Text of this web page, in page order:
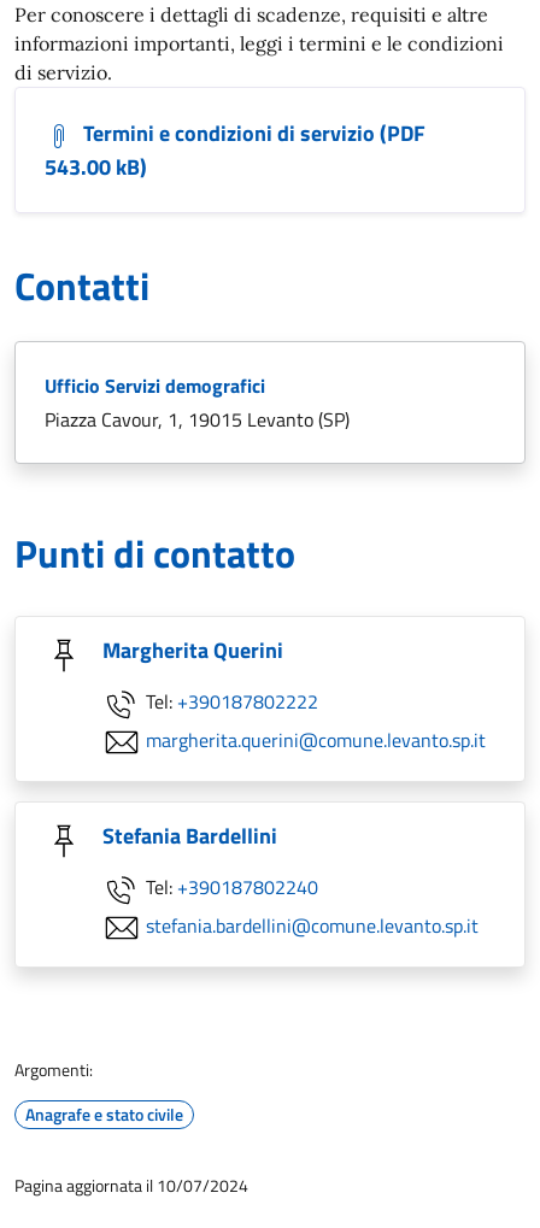
Per conoscere i dettagli di scadenze, requisiti e altre
informazioni importanti, leggi i termini e le condizioni
di servizio.
Termini e condizioni di servizio (PDF
543.00 kB)
Contatti
Ufficio Servizi demografici
Piazza Cavour, 1, 19015 Levanto (SP)
Punti di contatto
Margherita Querini
Tel: +390187802222
margherita.querini@comune.levanto.sp.it
Stefania Bardellini
Tel: +390187802240
stefania.bardellini@comune.levanto.sp.it
Argomenti:
Anagrafe e stato civile
Pagina aggiornata il 10/07/2024